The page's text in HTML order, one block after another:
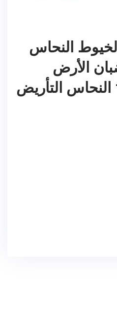
النحاس
الأرض
11mm 16mm النحاس التأريض